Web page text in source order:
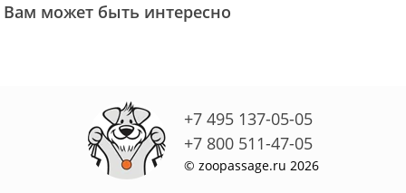
Вам может быть интересно
+7 495 137-05-05
+7 800 511-47-05
© zoopassage.ru 2026